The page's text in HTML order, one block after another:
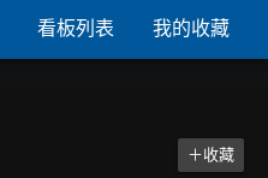
看板列表 我的收藏
＋收藏